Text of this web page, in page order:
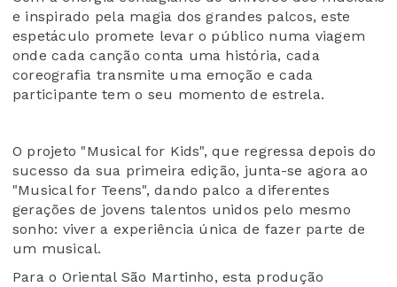
e inspirado pela magia dos grandes palcos, este
espetáculo promete levar o público numa viagem
onde cada canção conta uma história, cada
coreografia transmite uma emoção e cada
participante tem o seu momento de estrela.
O projeto "Musical for Kids", que regressa depois do
sucesso da sua primeira edição, junta-se agora ao
"Musical for Teens", dando palco a diferentes
gerações de jovens talentos unidos pelo mesmo
sonho: viver a experiência única de fazer parte de
um musical.
Para o Oriental São Martinho, esta produção